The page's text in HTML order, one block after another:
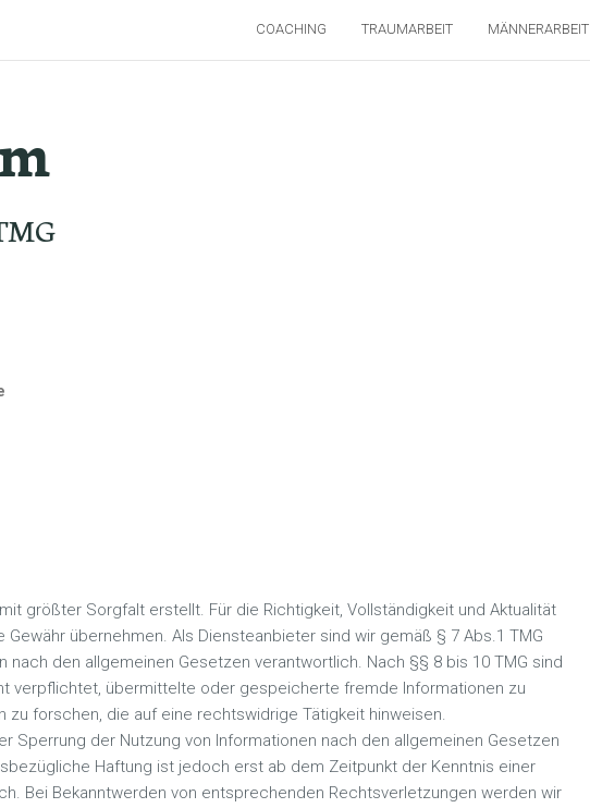
COACHING TRAUMARBEIT MÄNNERARBEIT
größter Sorgfalt erstellt. Für die Richtigkeit, Vollständigkeit und Aktualität
übernehmen. Als Diensteanbieter sind wir gemäß § 7 Abs.1 TMG
nach den allgemeinen Gesetzen verantwortlich. Nach §§ 8 bis 10 TMG sind
verpflichtet, übermittelte oder gespeicherte fremde Informationen zu
zu forschen, die auf eine rechtswidrige Tätigkeit hinweisen.
Sperrung der Nutzung von Informationen nach den allgemeinen Gesetzen
Haftung ist jedoch erst ab dem Zeitpunkt der Kenntnis einer
Bei Bekanntwerden von entsprechenden Rechtsverletzungen werden wir